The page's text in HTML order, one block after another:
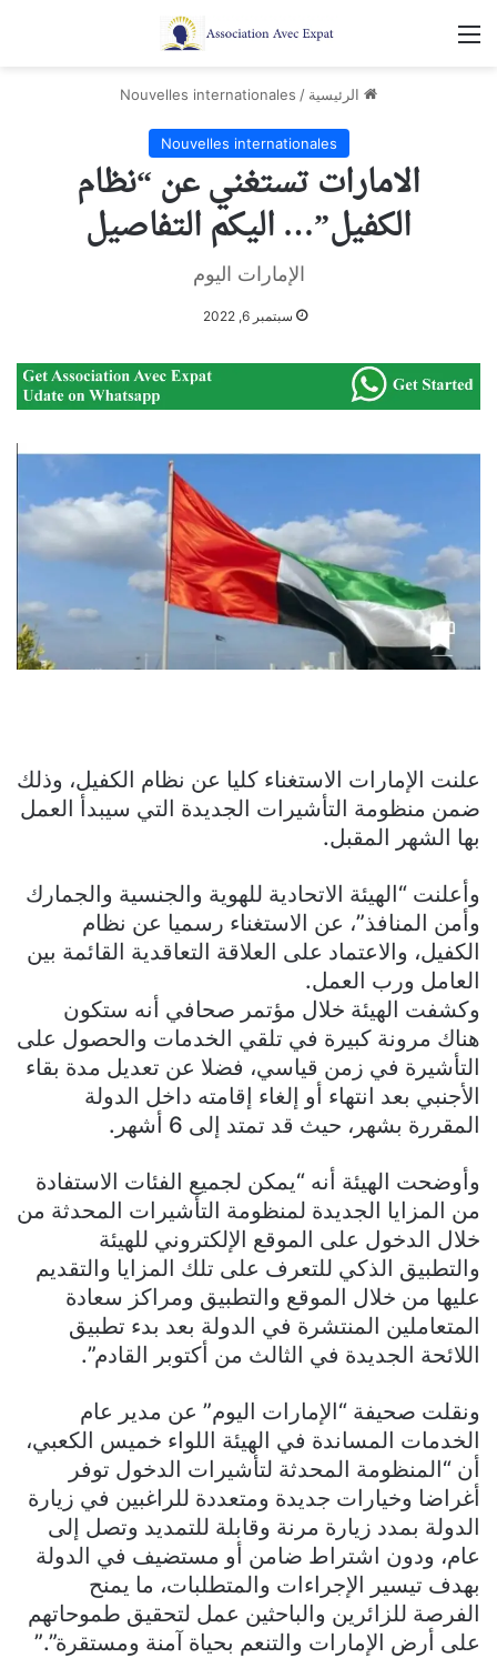
القائمة
الرئيسية /
Nouvelles internationales
Nouvelles internationales
الامارات تستغني عن “نظام
الكفيل”… اليكم التفاصيل
الإمارات اليوم
سبتمبر 6, 2022
علنت الإمارات الاستغناء كليا عن نظام الكفيل، وذلك
ضمن منظومة التأشيرات الجديدة التي سيبدأ العمل
بها الشهر المقبل.
وأعلنت “الهيئة الاتحادية للهوية والجنسية والجمارك
وأمن المنافذ”، عن الاستغناء رسميا عن نظام
الكفيل، والاعتماد على العلاقة التعاقدية القائمة بين
العامل ورب العمل.
وكشفت الهيئة خلال مؤتمر صحافي أنه ستكون
هناك مرونة كبيرة في تلقي الخدمات والحصول على
التأشيرة في زمن قياسي، فضلا عن تعديل مدة بقاء
الأجنبي بعد انتهاء أو إلغاء إقامته داخل الدولة
المقررة بشهر، حيث قد تمتد إلى 6 أشهر.
وأوضحت الهيئة أنه “يمكن لجميع الفئات الاستفادة
من المزايا الجديدة لمنظومة التأشيرات المحدثة من
خلال الدخول على الموقع الإلكتروني للهيئة
والتطبيق الذكي للتعرف على تلك المزايا والتقديم
عليها من خلال الموقع والتطبيق ومراكز سعادة
المتعاملين المنتشرة في الدولة بعد بدء تطبيق
اللائحة الجديدة في الثالث من أكتوبر القادم”.
ونقلت صحيفة “الإمارات اليوم” عن مدير عام
الخدمات المساندة في الهيئة اللواء خميس الكعبي،
أن “المنظومة المحدثة لتأشيرات الدخول توفر
أغراضا وخيارات جديدة ومتعددة للراغبين في زيارة
الدولة بمدد زيارة مرنة وقابلة للتمديد وتصل إلى
عام، ودون اشتراط ضامن أو مستضيف في الدولة
بهدف تيسير الإجراءات والمتطلبات، ما يمنح
الفرصة للزائرين والباحثين عمل لتحقيق طموحاتهم
على أرض الإمارات والتنعم بحياة آمنة ومستقرة”.”